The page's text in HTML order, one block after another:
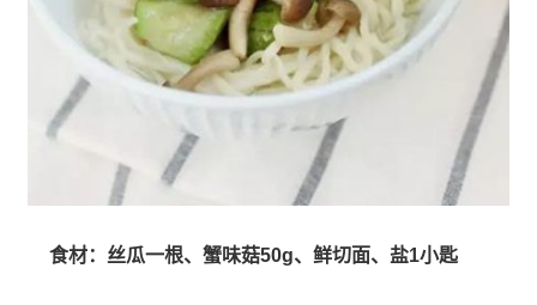
食材：丝瓜一根、蟹味菇50g、鲜切面、盐1小匙